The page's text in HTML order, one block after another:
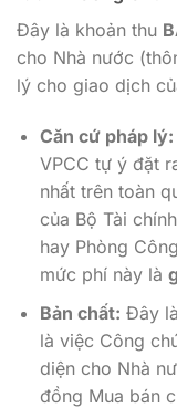
Đây là khoản thu
cho Nhà nước
lý cho giao dịch
Căn cứ pháp lý:
VPCC tự ý đặt
nhất trên toàn
của Bộ Tài
hay Phòng
mức phí này là
Bản chất: Đây
là việc Công
diện cho Nhà
đồng Mua bán